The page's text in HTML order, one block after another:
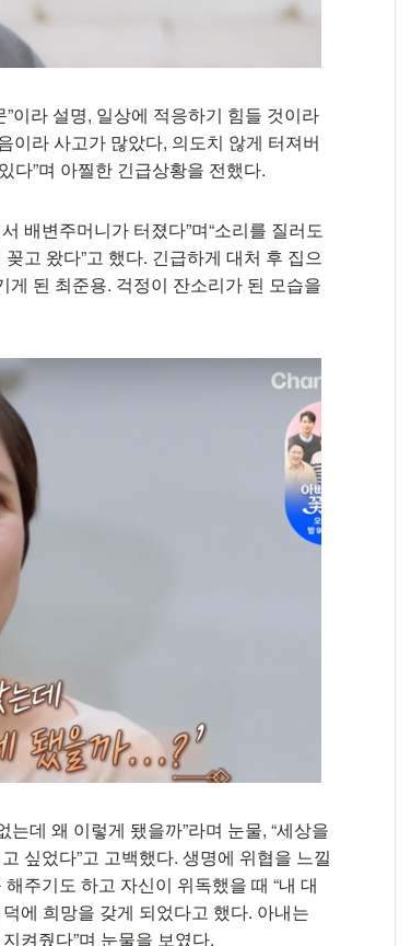
”이라 설명, 일상에 적응하기 힘들 것이라
이라 사고가 많았다, 의도치 않게 터져버
다”며 아찔한 긴급상황을 전했다.
배변주머니가 터졌다”며“소리를 질러도
고 왔다”고 했다. 긴급하게 대처 후 집으
된 최준용. 걱정이 잔소리가 된 모습을
데 왜 이렇게 됐을까”라며 눈물, “세상을
싶었다”고 고백했다. 생명에 위협을 느낄
주기도 하고 자신이 위독했을 때 “내 대
에 희망을 갖게 되었다고 했다. 아내는
켜줬다”며 눈물을 보였다.